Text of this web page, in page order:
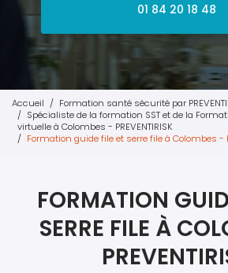
01 84 20 18 48
Accueil
Formation santé sécurité par
Spécialiste de la formation SST et de la
virtuelle à Colombes - PREVENTIRISK
Formation guide file et serre file à Colombes -
FORMATION
SERRE FILE À